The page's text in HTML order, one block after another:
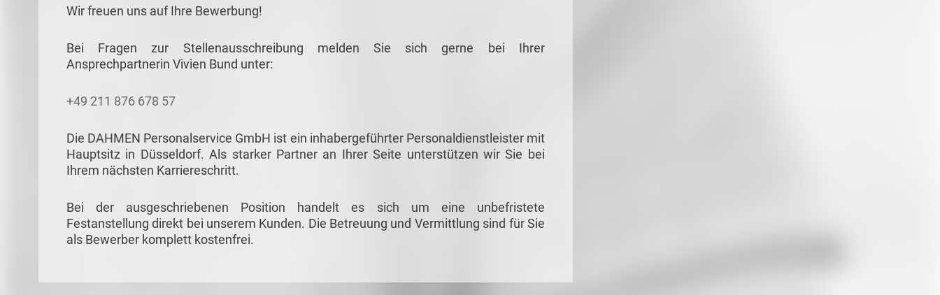
Wir freuen uns auf Ihre Bewerbung!
Bei Fragen zur Stellenausschreibung melden Sie sich gerne bei Ihrer
Ansprechpartnerin Vivien Bund unter:
+49 211 876 678 57
Die DAHMEN Personalservice GmbH ist ein inhabergeführter Personaldienstleister mit
Hauptsitz in Düsseldorf. Als starker Partner an Ihrer Seite unterstützen wir Sie bei
Ihrem nächsten Karriereschritt.
Bei der ausgeschriebenen Position handelt es sich um eine unbefristete
Festanstellung direkt bei unserem Kunden. Die Betreuung und Vermittlung sind für Sie
als Bewerber komplett kostenfrei.